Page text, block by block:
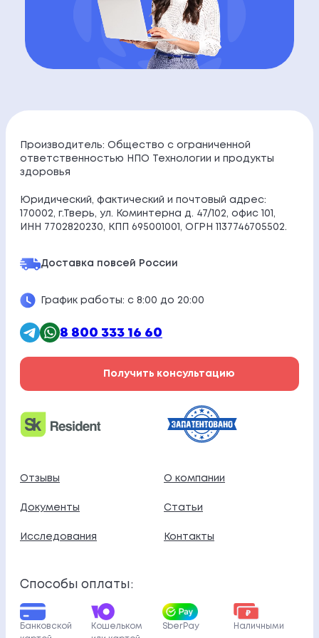
Производитель: Общество с ограниченной
ответственностью НПО Технологии и продукты
здоровья
Юридический, фактический и почтовый адрес:
170002, г.Тверь, ул. Коминтерна д. 47/102, офис 101,
ИНН 7702820230, КПП 695001001, ОГРН 1137746705502.
Доставка повсей России
График работы: с 8:00 до 20:00
8 800 333 16 60
Получить консультацию
Отзывы О компании
Документы Статьи
Исследования Контакты
Способы оплаты:
Банковской
Кошельком
SberPay Наличными